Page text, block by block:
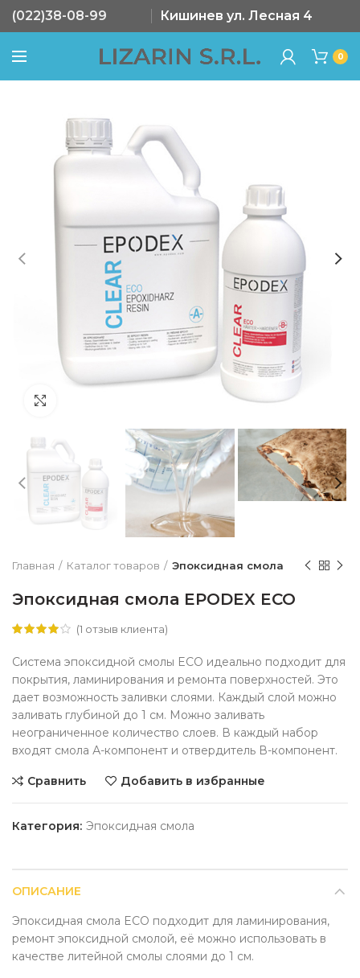
(022)38-08-99 Кишинев ул. Лесная 4
0
Главная Каталог товаров Эпоксидная смола
Эпоксидная смола EPODEX ECO
(1 отзыв клиента)
Система эпоксидной смолы ECO идеально подходит для
покрытия, ламинирования и ремонта поверхностей. Это
дает возможность заливки слоями. Каждый слой можно
заливать глубиной до 1 см. М ожно заливать
неограниченное количество слоев. В каждый набор
входят смола А-компонент и отвердитель В-компонент.
Сравнить Добавить в избранные
Категория: Эпоксидная смола
ОПИСАНИЕ
Эпоксидная смола ECO подходит для ламинирования,
ремонт эпоксидной смолой, её можно использовать в
качестве литейной смолы слоями до 1 см.